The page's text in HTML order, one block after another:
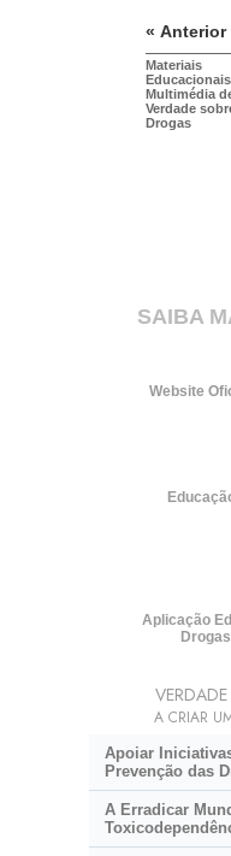
« Anterior
Materiais
Educacionais
Multimédia
Verdade
Drogas
SAIBA
Website
Aplicação
A CRIAR
Apoiar
Prevenção das
A Erradicar